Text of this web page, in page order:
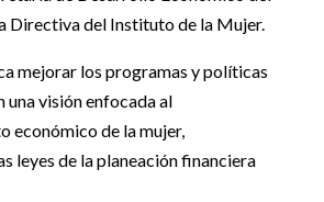
Directiva del Instituto de la Mujer.
mejorar los programas y políticas
una visión enfocada al
económico de la mujer,
leyes de la planeación financiera